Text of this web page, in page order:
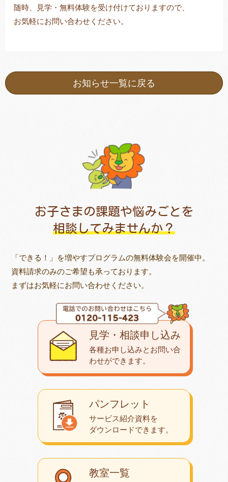
随時、見学・無料体験を受け付けておりますので、
お気軽にお問い合わせください。
お知らせ一覧に戻る
お子さまの課題や悩みごとを
相談してみませんか？
「できる！」を増やすプログラムの無料体験会を開催中。
資料請求のみのご希望も承っております。
まずはお気軽にお問い合わせください。
教室一覧
パンフレット
サービス紹介資料を
ダウンロードできます。
見学・相談申し込み
各種お申し込みとお問い合
わせができます。